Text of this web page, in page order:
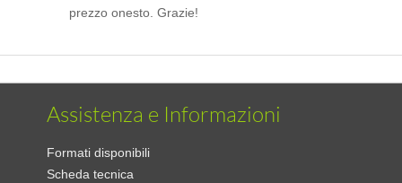
prezzo onesto. Grazie!
Assistenza e Informazioni
Formati disponibili
Scheda tecnica